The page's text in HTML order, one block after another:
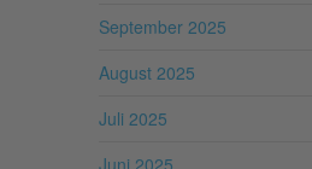
September 2025
August 2025
Juli 2025
Juni 2025